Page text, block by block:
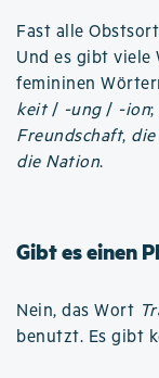
Fast alle
Und es gibt viele
femininen
keit/ -ung/ -ion;
Freundschaft, die
die Nation.
Gibt es einen
Nein, das Wort
benutzt. Es gibt